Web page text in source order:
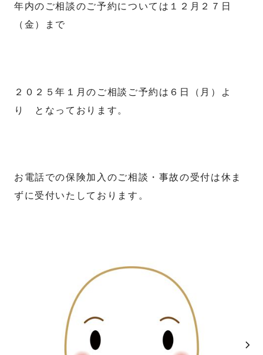
年内のご相談のご予約については１２月２７日
（金）まで
２０２５年１月のご相談ご予約は６日（月）よ
り となっております。
お電話での保険加入のご相談・事故の受付は休ま
ずに受付いたしております。